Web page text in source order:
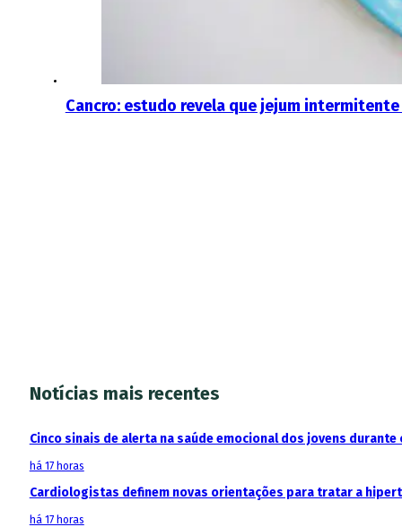
Cancro: estudo revela que jejum
Notícias mais recentes
Cinco sinais de alerta na saúde emocional dos jovens durante
há 17 horas
Cardiologistas definem novas orientações para tratar a
há 17 horas